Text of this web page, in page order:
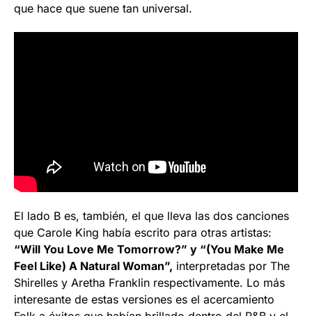
que hace que suene tan universal.
El lado B es, también, el que lleva las dos canciones
que Carole King había escrito para otras artistas:
“Will You Love Me Tomorrow?” y “(You Make Me
Feel Like) A Natural Woman”, interpretadas por The
Shirelles y Aretha Franklin respectivamente. Lo más
interesante de estas versiones es el acercamiento